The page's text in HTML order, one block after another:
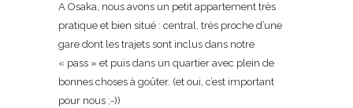
A Osaka, nous avons un petit appartement très
pratique et bien situé : central, très proche d’une
gare dont les trajets sont inclus dans notre
« pass » et puis dans un quartier avec plein de
bonnes choses à goûter. (et oui, c’est important
pour nous ;-))